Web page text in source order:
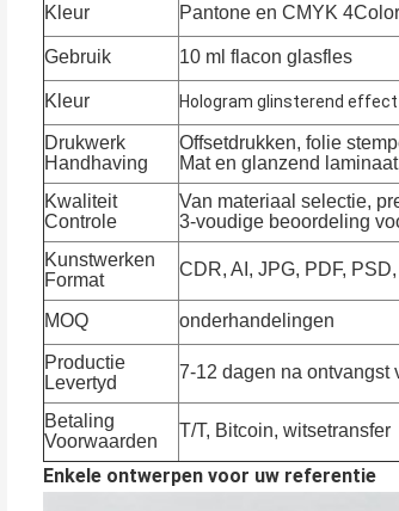
Kleur Pantone en CMYK
Gebruik 10 ml flacon glasfles
Kleur Hologram glinsterend effect
Drukwerk
Handhaving
Offsetdrukken, folie
Mat en glanzend
Kwaliteit
Controle
Van materiaal selectie,
3-voudige beoordeling
Kunstwerken
Format
CDR, AI, JPG, PDF,
MOQ onderhandelingen
Productie
Levertyd
7-12 dagen na ontvangst
Betaling
Voorwaarden
T/T, Bitcoin, witsetransfer
Enkele ontwerpen voor uw referentie